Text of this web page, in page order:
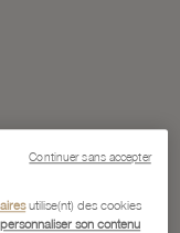
utilise(nt) des cookies
son contenu
Continuer sans accepter